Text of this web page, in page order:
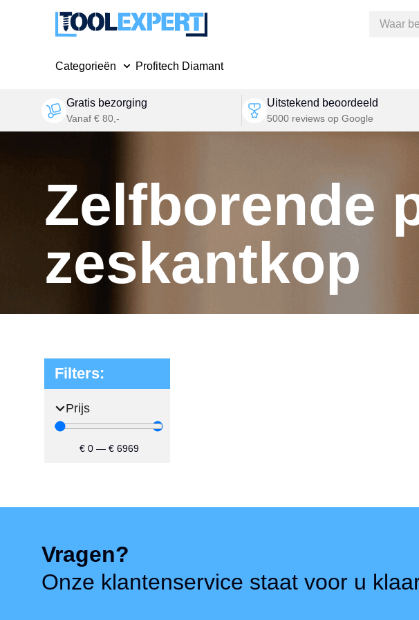
Categorieën Profitech Diamant
Gratis bezorging
Vanaf € 80,-
Uitstekend beoordeeld
5000 reviews op Google
Zelfborende
zeskantkop
Filters:
Prijs
€ 0 — € 6969
Vragen?
Onze klantenservice staat voor u